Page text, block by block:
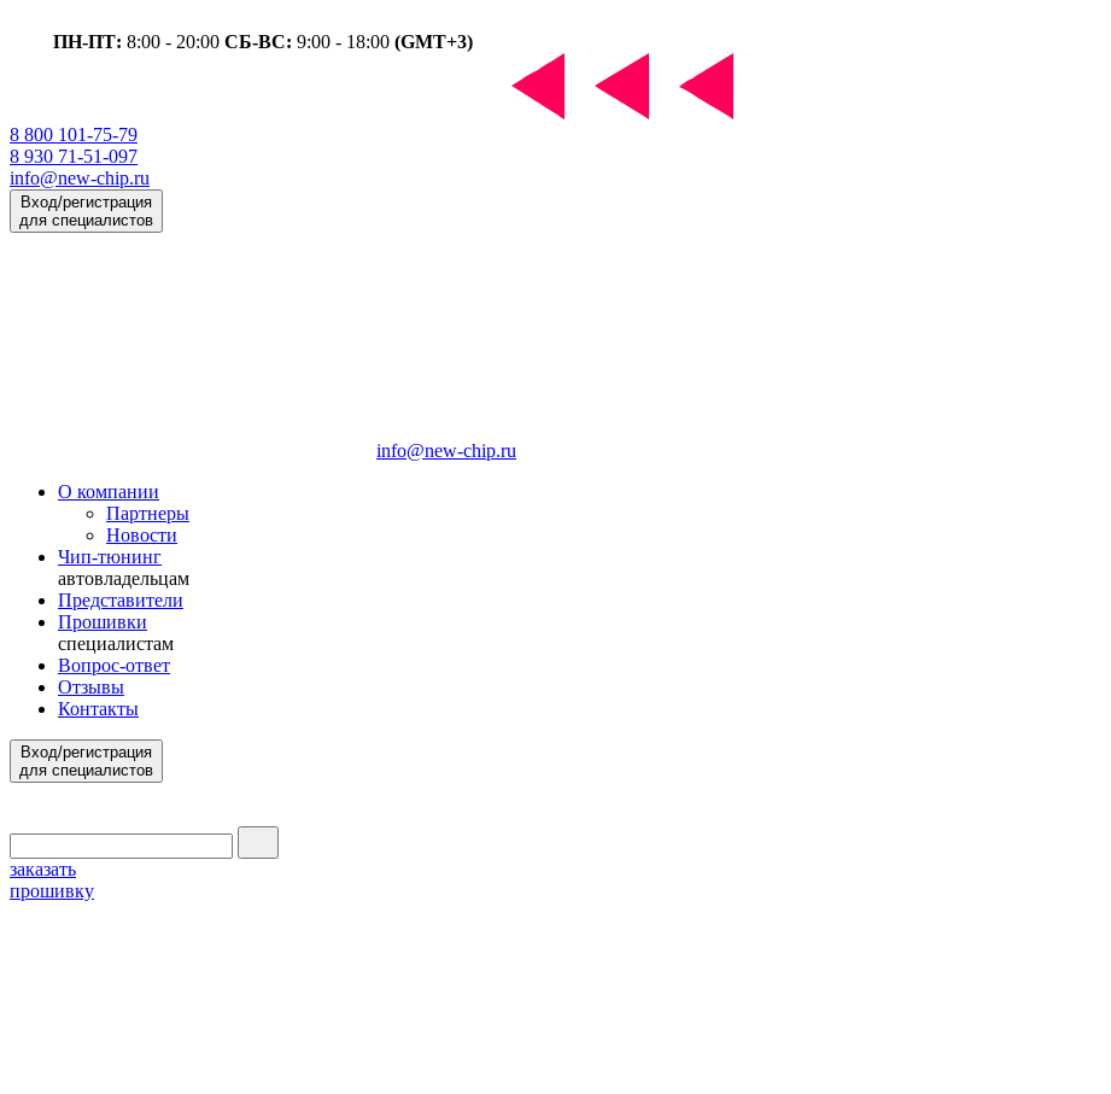
ПН-ПТ: 8:00 - 20:00 СБ-ВС: 9:00 - 18:00 (GMT+3)
8 800 101-75-79
8 930 71-51-097
info@new-chip.ru
Вход/регистрация
для специалистов
info@new-chip.ru
О компании
Партнеры
Новости
Чип-тюнинг
автовладельцам
Представители
Прошивки
специалистам
Вопрос-ответ
Отзывы
Контакты
Вход/регистрация
для специалистов
заказать
прошивку